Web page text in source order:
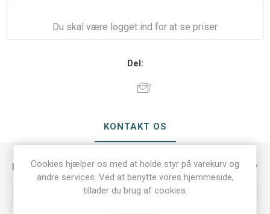
Du skal være logget ind for at se priser
Del:
KONTAKT OS
Dit navn *
Cookies hjælper os med at holde styr på varekurv og
andre services. Ved at benytte vores hjemmeside,
tillader du brug af cookies.